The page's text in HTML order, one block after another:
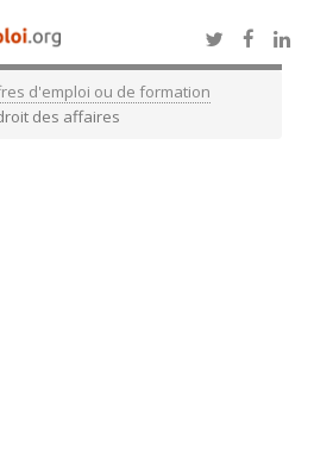
d'emploi ou de formation
des affaires